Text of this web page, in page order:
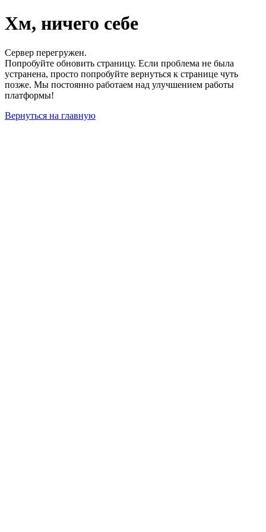
Хм, ничего себе
Сервер перегружен.
Попробуйте обновить страницу. Если проблема не была
устранена, просто попробуйте вернуться к странице чуть
позже. Мы постоянно работаем над улучшением работы
платформы!
Вернуться на главную